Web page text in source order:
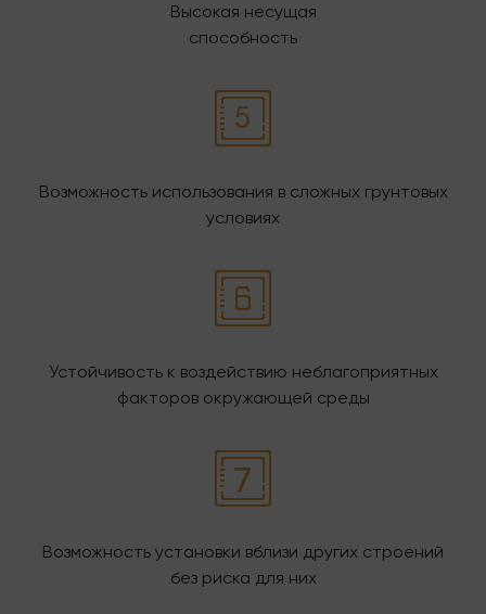
Высокая несущая
способность
Возможность использования в сложных грунтовых
условиях
Устойчивость к воздействию неблагоприятных
факторов окружающей среды
Возможность установки вблизи других строений
без риска для них